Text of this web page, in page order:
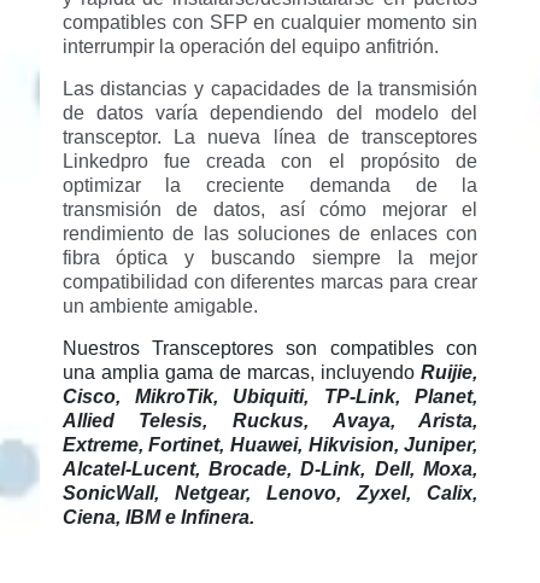
compatibles con SFP en cualquier momento sin
interrumpir la operación del equipo anfitrión.
Las distancias y capacidades de la transmisión
de datos varía dependiendo del modelo del
transceptor. La nueva línea de transceptores
Linkedpro fue creada con el propósito de
optimizar la creciente demanda de la
transmisión de datos, así cómo mejorar el
rendimiento de las soluciones de enlaces con
fibra óptica y buscando siempre la mejor
compatibilidad con diferentes marcas para crear
un ambiente amigable.
Nuestros Transceptores son compatibles con
una amplia gama de marcas, incluyendoRuijie,
Cisco, MikroTik, Ubiquiti, TP-Link, Planet,
Allied Telesis, Ruckus, Avaya, Arista,
Extreme, Fortinet, Huawei, Hikvision, Juniper,
Alcatel-Lucent, Brocade, D-Link, Dell, Moxa,
SonicWall, Netgear, Lenovo, Zyxel, Calix,
Ciena, IBM e Infinera.